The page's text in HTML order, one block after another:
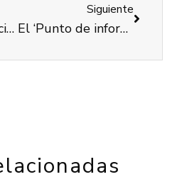
COCEMFE València reclama al Gobierno la jubilación anticipada para 14 patologías
Siguiente
El ‘Punto de información especializado sobre discapacidad’ atendió 528 consultas entre enero y julio